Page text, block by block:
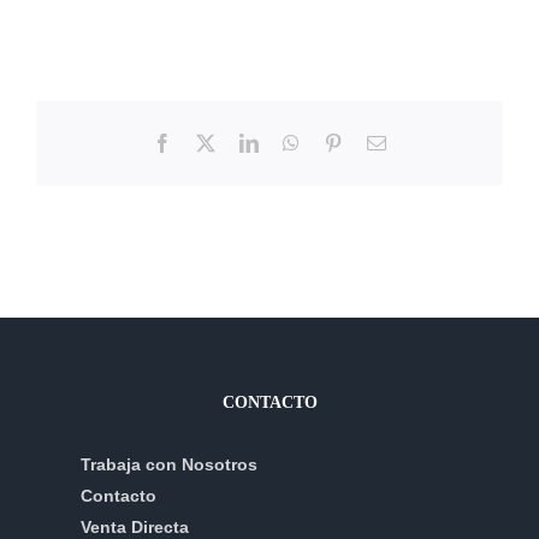
Facebook LinkedInWhatsApp
PinterestCorreo
CONTACTO
Trabaja con Nosotros
Contacto
Venta Directa